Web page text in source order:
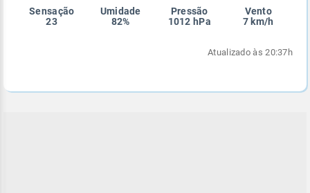
Sensação
23
Umidade
82%
Pressão
1012 hPa
Vento
7 km/h
Atualizado às 20:37h
Enviar
Enviar
Enviar
Enviar
Enviar